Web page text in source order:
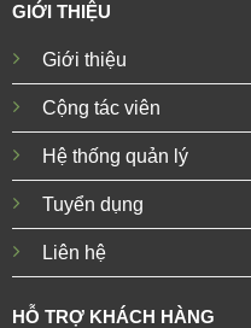
GIỚI THIỆU
Giới thiệu
Cộng tác viên
Hệ thống quản lý
Tuyển dụng
Liên hệ
HỖ TRỢ KHÁCH HÀNG